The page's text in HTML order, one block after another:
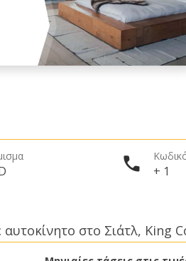
+ 1
αυτοκίνητο στο Σιάτλ, King